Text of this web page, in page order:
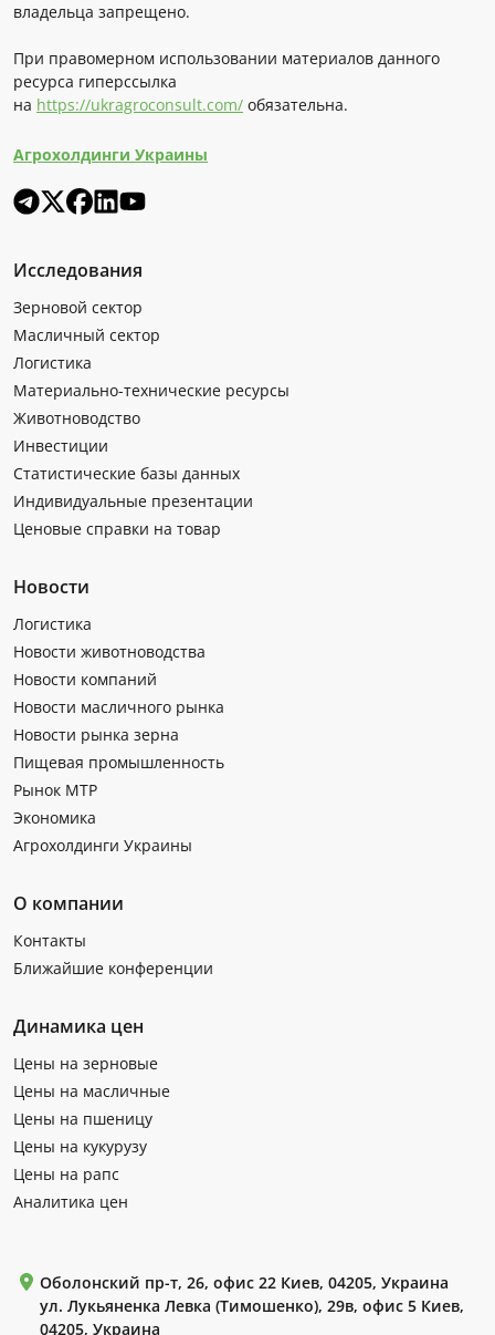
владельца запрещено.
При правомерном использовании материалов данного
ресурса гиперссылка
на https://ukragroconsult.com/ обязательна.
Агрохолдинги Украины
Исследования
Зерновой сектор
Масличный сектор
Логистика
Материально-технические ресурсы
Животноводство
Инвестиции
Статистические базы данных
Индивидуальные презентации
Ценовые справки на товар
Новости
Логистика
Новости животноводства
Новости компаний
Новости масличного рынка
Новости рынка зерна
Пищевая промышленность
Рынок МТР
Экономика
Агрохолдинги Украины
О компании
Контакты
Ближайшие конференции
Динамика цен
Цены на зерновые
Цены на масличные
Цены на пшеницу
Цены на кукурузу
Цены на рапс
Аналитика цен
Оболонский пр-т, 26, офис 22 Киев, 04205, Украина
ул. Лукьяненка Левка (Тимошенко), 29в, офис 5 Киев,
04205, Украина